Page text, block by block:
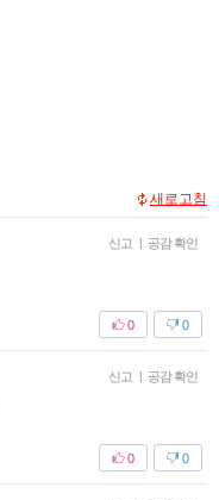
새로고침
신고 | 공감 확인
0
0
신고 | 공감 확인
0
0